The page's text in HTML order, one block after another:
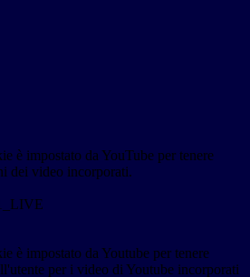
è impostato da YouTube per tenere
dei video incorporati.
è impostato da Youtube per tenere
per i video di Youtube incorporati